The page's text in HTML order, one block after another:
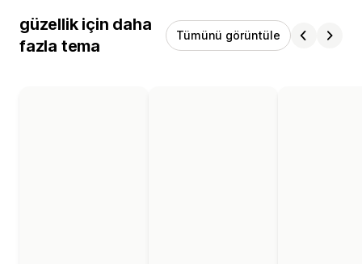
güzellik için daha
fazla tema
Tümünü görüntüle